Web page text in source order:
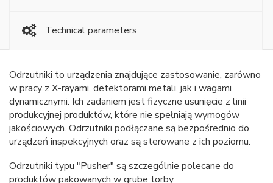
Technical parameters
Odrzutniki to urządzenia znajdujące zastosowanie, zarówno
w pracy z X-rayami, detektorami metali, jak i wagami
dynamicznymi. Ich zadaniem jest fizyczne usunięcie z linii
produkcyjnej produktów, które nie spełniają wymogów
jakościowych. Odrzutniki podłączane są bezpośrednio do
urządzeń inspekcyjnych oraz są sterowane z ich poziomu.
Odrzutniki typu "Pusher" są szczególnie polecane do
produktów pakowanych w grube torby.